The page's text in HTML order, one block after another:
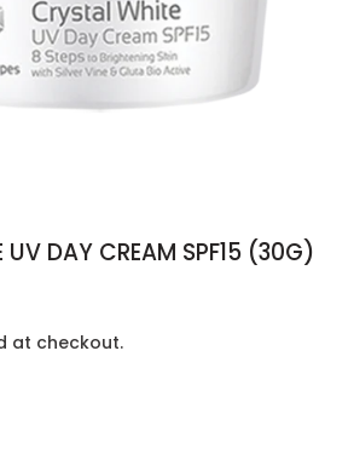
UV DAY CREAM SPF15 (30G)
at checkout.